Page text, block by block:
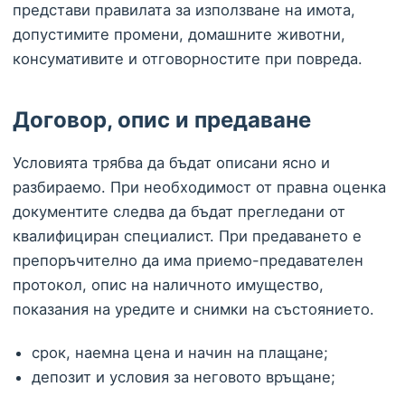
представи правилата за използване на имота,
допустимите промени, домашните животни,
консумативите и отговорностите при повреда.
Договор, опис и предаване
Условията трябва да бъдат описани ясно и
разбираемо. При необходимост от правна оценка
документите следва да бъдат прегледани от
квалифициран специалист. При предаването е
препоръчително да има приемо-предавателен
протокол, опис на наличното имущество,
показания на уредите и снимки на състоянието.
срок, наемна цена и начин на плащане;
депозит и условия за неговото връщане;